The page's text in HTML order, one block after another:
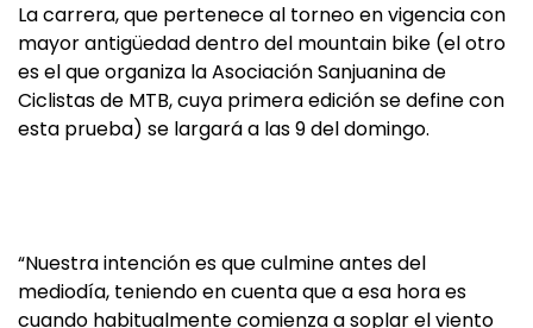
La carrera, que pertenece al torneo en vigencia con
mayor antigüedad dentro del mountain bike (el otro
es el que organiza la Asociación Sanjuanina de
Ciclistas de MTB, cuya primera edición se define con
esta prueba) se largará a las 9 del domingo.
“Nuestra intención es que culmine antes del
mediodía, teniendo en cuenta que a esa hora es
cuando habitualmente comienza a soplar el viento